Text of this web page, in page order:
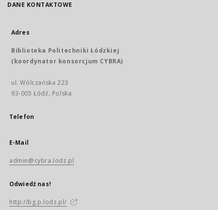
DANE KONTAKTOWE
Adres
Biblioteka Politechniki Łódzkiej
(koordynator konsorcjum CYBRA)
ul. Wólczańska 223
93-005 Łódź, Polska
Telefon
E-Mail
admin@cybra.lodz.pl
Odwiedź nas!
http://bg.p.lodz.pl/